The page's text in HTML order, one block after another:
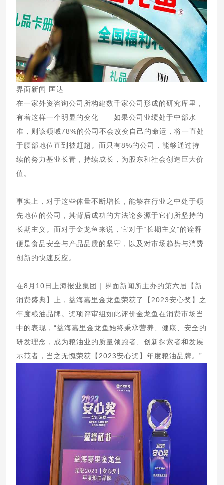
界面新闻 匡达
在一家外资咨询公司所构建数千家公司形成的研究库里，
有着这样一个明显的变化——如果公司业绩处于中部水
准，则该领域78%的公司不会改变自己的命运，将一直处
于腰部地位直到被赶超。而只有8%的公司，能够通过持
续的努力基业长青，持续成长，为股东和社会创造巨大价
值。
事实上，对于这些体量不断增长，能够在行业之中处于领
先地位的公司，其背后成功的方法论多源于它们所坚持的
长期主义。而对于金龙鱼来说，它对于“长期主义”的诠释
便是食品安全与产品品质的坚守，以及对市场趋势与消费
创新的快速反应。
在8月10日上海报业集团｜界面新闻所主办的第六届【新
消费盛典】上，益海嘉里金龙鱼荣获了【2023安心奖】之
年度粮油品牌。奖项评审组如此评价金龙鱼在消费市场当
中的表现，“益海嘉里金龙鱼始终秉承营养、健康、安全的
研发理念，成为粮油业的质量领跑者、创新探索者和发展
示范者，当之无愧荣获【2023安心奖】年度粮油品牌。”